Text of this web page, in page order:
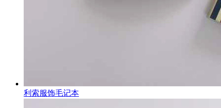
利索服饰毛记本